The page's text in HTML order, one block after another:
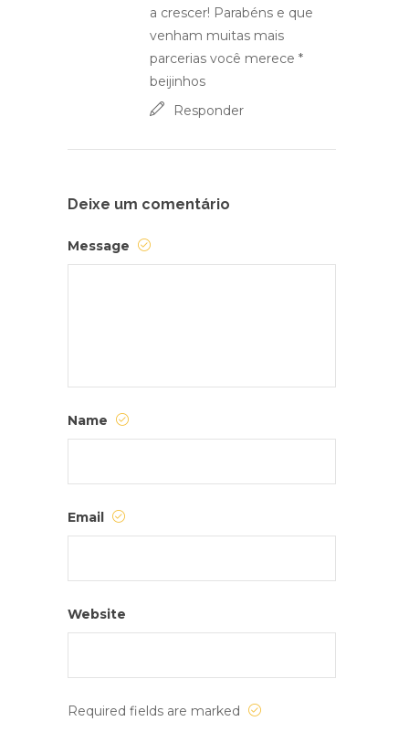
a crescer! Parabéns e que
venham muitas mais
parcerias você merece *
beijinhos
Responder
Deixe um comentário
Message
Name
Email
Website
Required fields are marked